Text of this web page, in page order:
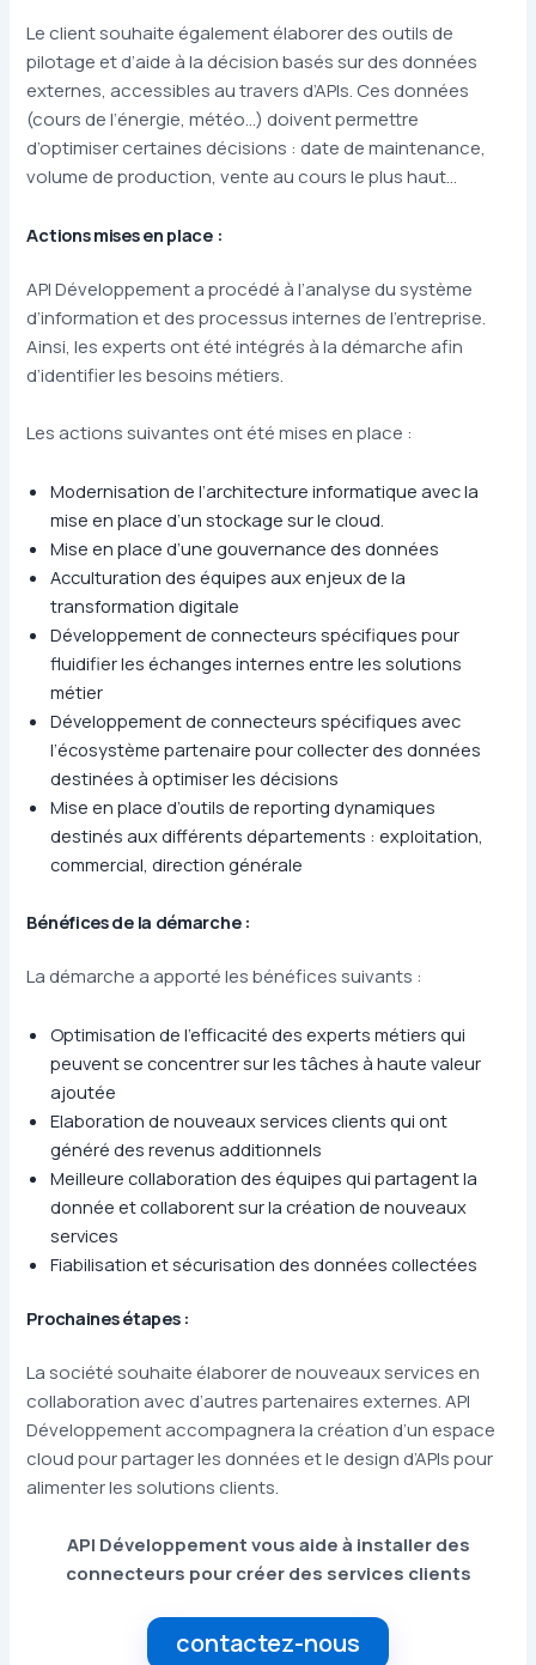
Le client souhaite également élaborer des outils de
pilotage et d’aide à la décision basés sur des données
externes, accessibles au travers d’APIs. Ces données
(cours de l’énergie, météo…) doivent permettre
d’optimiser certaines décisions : date de maintenance,
volume de production, vente au cours le plus haut…
Actions mises en place :
API Développement a procédé à l’analyse du système
d’information et des processus internes de l’entreprise.
Ainsi, les experts ont été intégrés à la démarche afin
d’identifier les besoins métiers.
Les actions suivantes ont été mises en place :
Modernisation de l’architecture informatique avec la
mise en place d’un stockage sur le cloud.
Mise en place d’une gouvernance des données
Acculturationdes équipes aux enjeux de la
transformation digitale
Développement de connecteurs spécifiques pour
fluidifier les échanges internes entre les solutions
métier
Développement de connecteurs spécifiques avec
l’écosystème partenaire pour collecter des données
destinées à optimiser les décisions
Mise en place d’outils de reporting dynamiques
destinés aux différents départements : exploitation,
commercial, direction générale
Bénéfices de la démarche:
La démarche a apporté les bénéfices suivants :
Optimisation de l’efficacité des experts métiers qui
peuvent se concentrer sur les tâches à haute valeur
ajoutée
Elaboration de nouveaux services clients qui ont
généré des revenus additionnels
Meilleure collaboration des équipes qui partagent la
donnée et collaborent sur la création de nouveaux
services
Fiabilisation et sécurisation des données collectées
Prochaines étapes :
La société souhaite élaborer de nouveaux services en
collaboration avec d’autres partenaires externes. API
Développement accompagnera la création d’un espace
cloud pour partager les données et le design d’APIs pour
alimenter les solutions clients.
API Développement vous aide à installer des
connecteurs pour créer des services clients
contactez-nous